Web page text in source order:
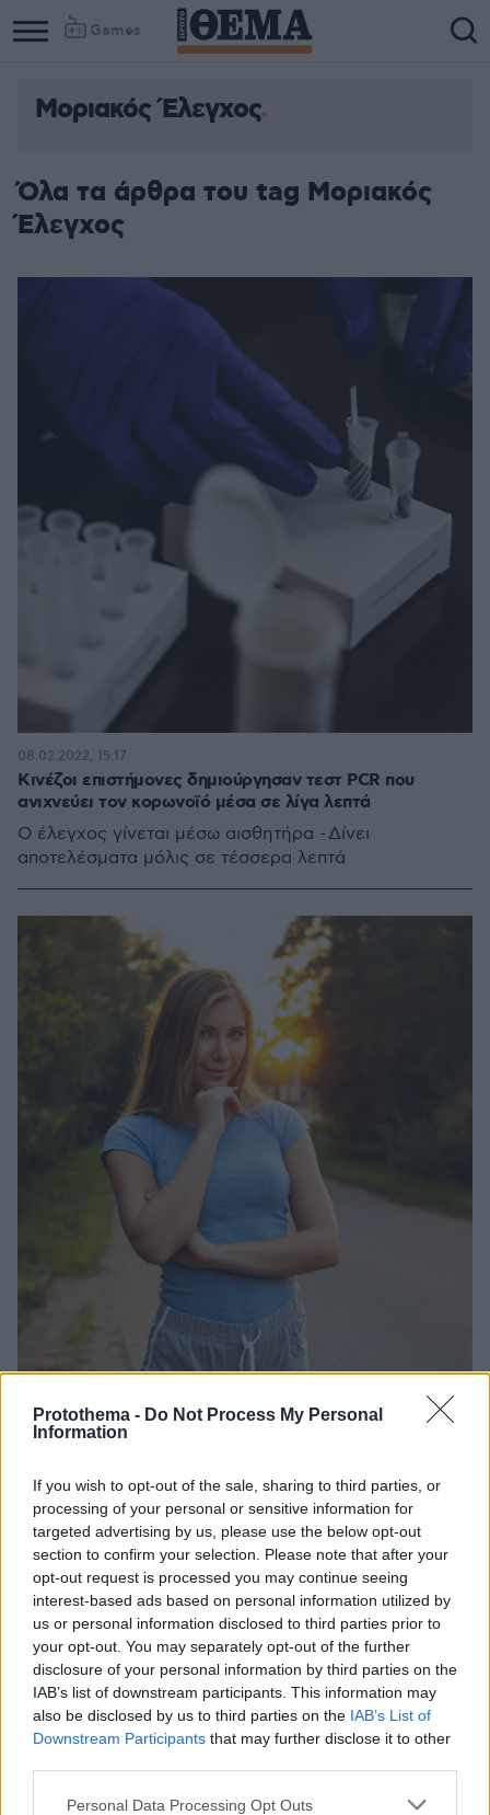
Protothema - Do Not Process My Personal
Information
If you wish to opt-out of the sale, sharing to third parties, or
processing of your personal or sensitive information for
targeted advertising by us, please use the below opt-out
section to confirm your selection. Please note that after your
opt-out request is processed you may continue seeing
interest-based ads based on personal information utilized by
us or personal information disclosed to third parties prior to
your opt-out. You may separately opt-out of the further
disclosure of your personal information by third parties on the
IAB’s list of downstream participants. This information may
also be disclosed by us to third parties on the IAB’s List of
Downstream Participants that may further disclose it to other
Please note that this website/app uses one or more Google
Personal Data Processing Opt Outs
Games
Μοριακός Έλεγχος
Όλα τα άρθρα του tag Μοριακός
Έλεγχος
Κινέζοι επιστήμονες δημιούργησαν τεστ PCR που
ανιχνεύει τον κορωνοϊό μέσα σε λίγα λεπτά
Ο έλεγχος γίνεται μέσω αισθητήρα - Δίνει
αποτελέσματα μόλις σε τέσσερα λεπτά
08.02.2022, 15:17
Ποιος τύπος γυμναστικής σας ταιριάζει; Η εξέταση
αίματος που το αποκαλύπτει
προπόνηση που κάνουμε είναι αποτελεσματική ή αν
πρέπει να αλλάξουμε πρόγραμμα άσκησης ή ακόμη
και σπορ; Σύμφωνα με νέα έρευνα η μέρα που ένα
τεστ θα προβλέπει τη γράμμωση των μυών και την
απώλεια βάρους πριν ακόμη τη δούμε εμείς είναι
κοντά